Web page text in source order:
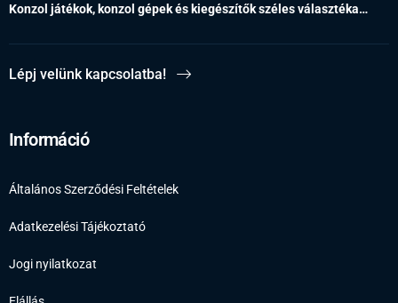
Konzol játékok, konzol gépek és kiegészítők széles választéka…
Lépj velünk kapcsolatba!
Információ
Általános Szerződési Feltételek
Adatkezelési Tájékoztató
Jogi nyilatkozat